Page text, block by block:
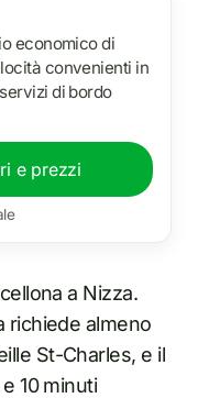
economico di
convenienti in
di bordo
e prezzi
a Nizza.
richiede almeno
St-Charles, e il
10 minuti